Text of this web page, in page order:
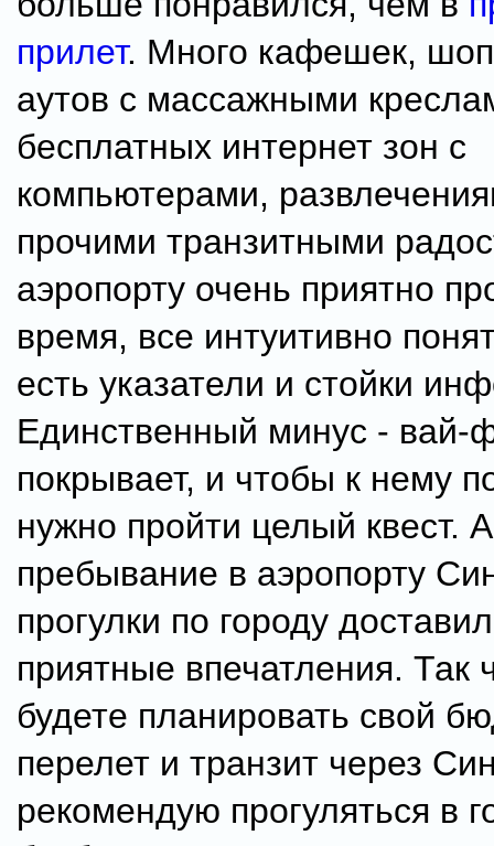
прилет. Много кафешек,
аутов с массажными
бесплатных интернет зон с
компьютерами,
прочими транзитными
аэропорту очень приятно
время, все интуитивно
есть указатели и стойки
Единственный минус - вай-
покрывает, и чтобы к нему
нужно пройти целый квест.
пребывание в аэропорту
прогулки по городу
приятные впечатления. Так
будете планировать свой
перелет и транзит через
рекомендую прогуляться в